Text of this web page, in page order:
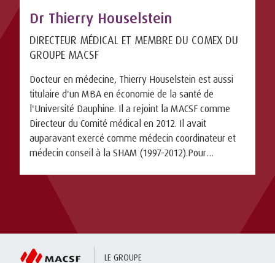
Dr Thierry Houselstein
DIRECTEUR MÉDICAL ET MEMBRE DU COMEX DU
GROUPE MACSF
Docteur en médecine, Thierry Houselstein est aussi
titulaire d'un MBA en économie de la santé de
l'Université Dauphine. Il a rejoint la MACSF comme
Directeur du Comité médical en 2012. Il avait
auparavant exercé comme médecin coordinateur et
médecin conseil à la SHAM (1997-2012).Pour
LE GROUPE